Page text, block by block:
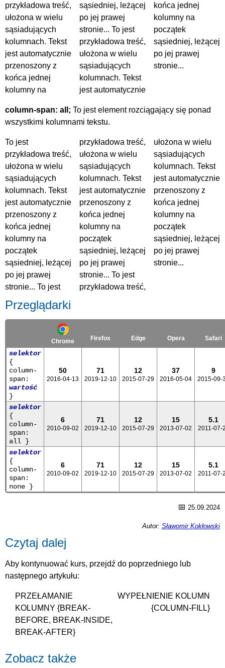
przykładowa treść,
ułożona w wielu
sąsiadujących
kolumnach. Tekst
jest automatycznie
przenoszony z
końca jednej
kolumny na
sąsiedniej, leżącej
po jej prawej
stronie... To jest
przykładowa treść,
ułożona w wielu
sąsiadujących
kolumnach. Tekst
jest automatycznie
końca jednej
kolumny na
początek
sąsiedniej, leżącej
po jej prawej
stronie...
column-span: all; To jest element rozciągający się ponad
wszystkimi kolumnami tekstu.
To jest
przykładowa treść,
ułożona w wielu
sąsiadujących
kolumnach. Tekst
jest automatycznie
przenoszony z
końca jednej
kolumny na
początek
sąsiedniej, leżącej
po jej prawej
stronie... To jest
przykładowa treść,
ułożona w wielu
sąsiadujących
kolumnach. Tekst
jest automatycznie
przenoszony z
końca jednej
kolumny na
początek
sąsiedniej, leżącej
po jej prawej
stronie... To jest
przykładowa treść,
ułożona w wielu
sąsiadujących
kolumnach. Tekst
jest automatycznie
przenoszony z
końca jednej
kolumny na
początek
sąsiedniej, leżącej
po jej prawej
stronie...
Przeglądarki
Chrome Firefox Edge Opera Safari
selektor
{
column-
span:
wartość
}
50
2016-04-13
71
2019-12-10
12
2015-07-29
37
2016-05-04
9
2015-09-
selektor
{
column-
span:
all }
6
2010-09-02
71
2019-12-10
12
2015-07-29
15
2013-07-02
5.1
2011-07-
selektor
{
column-
span:
none }
6
2010-09-02
71
2019-12-10
12
2015-07-29
15
2013-07-02
5.1
2011-07-
📅 25.09.2024
Autor: Sławomir Kokłowski
Czytaj dalej
Aby kontynuować kurs, przejdź do poprzedniego lub
następnego artykułu:
PRZEŁAMANIE
KOLUMNY {BREAK-
BEFORE, BREAK-INSIDE,
BREAK-AFTER}
WYPEŁNIENIE KOLUMN
{COLUMN-FILL}
Zobacz także